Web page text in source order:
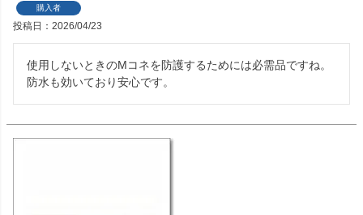
購入者
投稿日 2026/04/23
使用しないときのMコネを防護するためには必需品ですね。
防水も効いており安心です。